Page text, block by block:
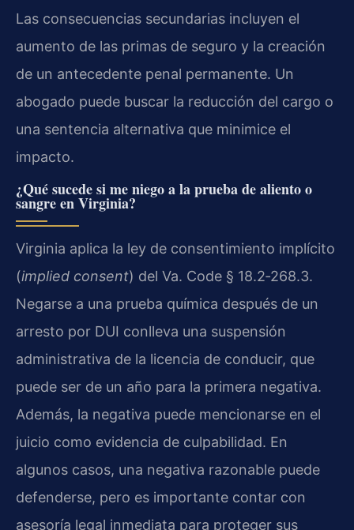
Las consecuencias secundarias incluyen el
aumento de las primas de seguro y la creación
de un antecedente penal permanente. Un
abogado puede buscar la reducción del cargo o
una sentencia alternativa que minimice el
impacto.
¿Qué sucede si me niego a la prueba de aliento o
sangre en Virginia?
Virginia aplica la ley de consentimiento implícito
(implied consent) del Va. Code § 18.2‑268.3.
Negarse a una prueba química después de un
arresto por DUI conlleva una suspensión
administrativa de la licencia de conducir, que
puede ser de un año para la primera negativa.
Además, la negativa puede mencionarse en el
juicio como evidencia de culpabilidad. En
algunos casos, una negativa razonable puede
defenderse, pero es importante contar con
asesoría legal inmediata para proteger sus